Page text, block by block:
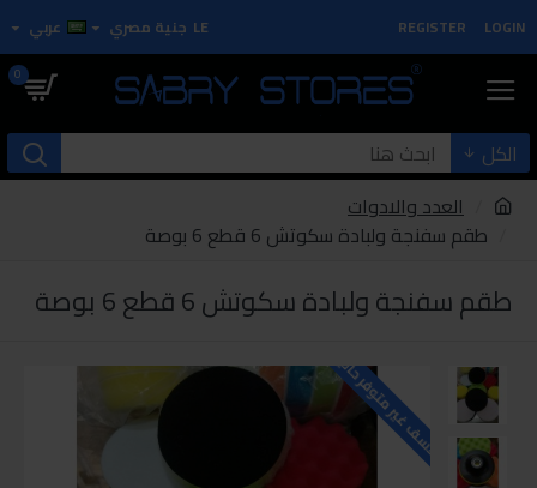
LOGIN
REGISTER
LE جنية مصري عربي
0
الكل
العدد والادوات
طقم سفنجة ولبادة سكوتش 6 قطع 6 بوصة
طقم سفنجة ولبادة سكوتش 6 قطع 6 بوصة
للاسف غير متوفر حاليا